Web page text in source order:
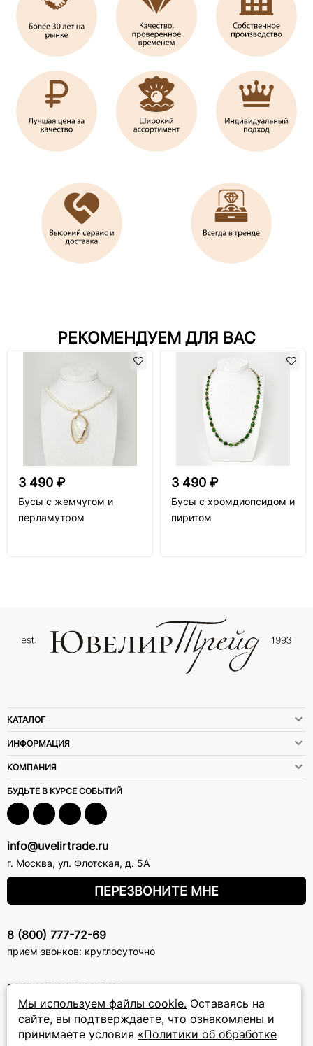
РЕКОМЕНДУЕМ ДЛЯ ВАС
3 490 ₽
Бусы с жемчугом и
перламутром
3 490 ₽
Бусы с хромдиопсидом и
пиритом
Мы используем файлы cookie. Оставаясь на
сайте, вы подтверждаете, что ознакомлены и
принимаете условия «Политики об обработке
КАТАЛОГ
ИНФОРМАЦИЯ
КОМПАНИЯ
БУДЬТЕ В КУРСЕ СОБЫТИЙ
info@uvelirtrade.ru
г. Москва, ул. Флотская, д. 5А
ПЕРЕЗВОНИТЕ МНЕ
8 (800) 777-72-69
прием звонков: круглосуточно
ПОДПИСКА НА РАССЫЛКУ